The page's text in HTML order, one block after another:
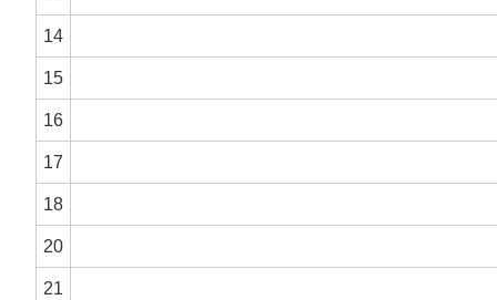
14
15
16
17
18
20
21